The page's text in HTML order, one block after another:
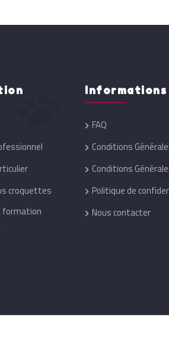
croquettes
formation
Informations
FAQ
Conditions
Conditions
Politique de
Nous contacter